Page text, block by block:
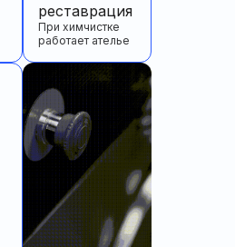
реставрация
При химчистке
работает ателье